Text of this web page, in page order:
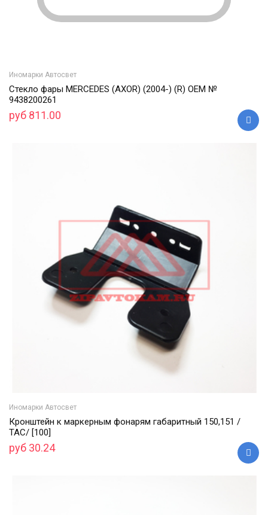
Иномарки Автосвет
Cтекло фары MERCEDES (AXOR) (2004-) (R) ОЕМ №
9438200261
руб 811.00
Иномарки Автосвет
Кронштейн к маркерным фонарям габаритный 150,151 /
ТАС/ [100]
руб 30.24